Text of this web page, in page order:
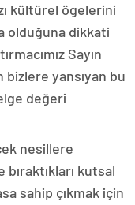
kültürel ögelerini
olduğuna dikkati
Sayın
bizlere yansıyan bu
değeri
nesillere
bıraktıkları kutsal
sahip çıkmak için